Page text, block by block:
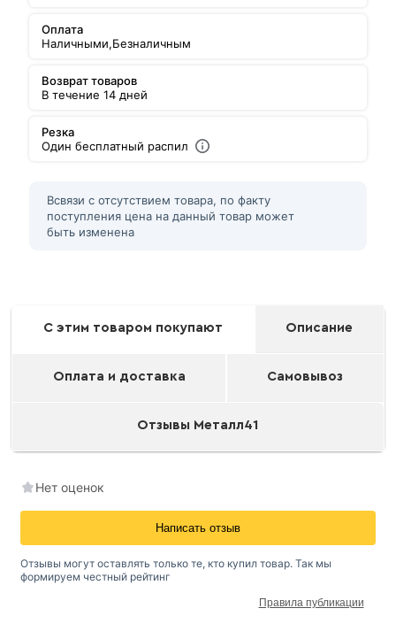
Оплата
Наличными,Безналичным
Возврат товаров
В течение 14 дней
Резка
Один бесплатный распил
Всвязи с отсутствием товара, по факту
поступления цена на данный товар может
быть изменена
С этим товаром покупают Описание
Оплата и доставка Самовывоз
Отзывы Металл41
Нет оценок
Написать отзыв
Отзывы могут оставлять только те, кто купил товар. Так мы
формируем честный рейтинг
Правила публикации